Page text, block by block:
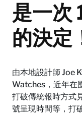
是一次
的決定
由本地設計師 Joe
Watches，近年在
打破傳統報時方式
號呈現時間等，打